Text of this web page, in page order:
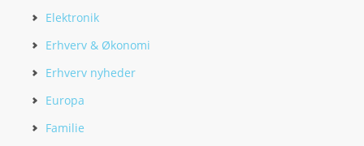
Elektronik
Erhverv & Økonomi
Erhverv nyheder
Europa
Familie